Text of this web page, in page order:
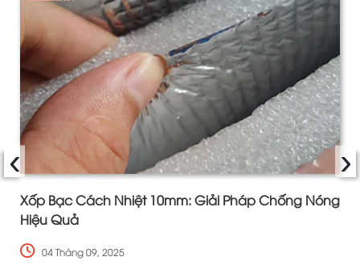
Xốp Bạc Cách Nhiệt 10mm: Giải Pháp Chống Nóng
Hiệu Quả
04 Tháng 09, 2025
‹ ›